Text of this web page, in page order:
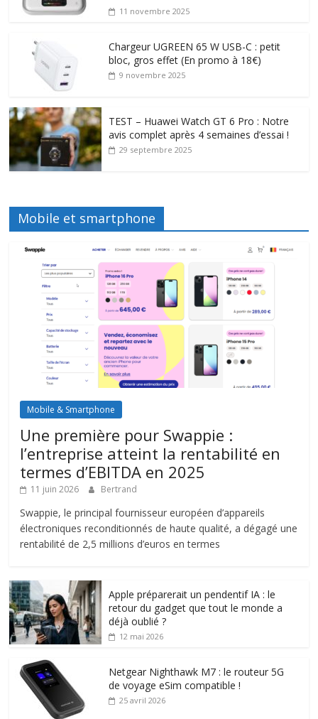
11 novembre 2025
Chargeur UGREEN 65 W USB-C : petit
bloc, gros effet (En promo à 18€)
9 novembre 2025
TEST – Huawei Watch GT 6 Pro : Notre
avis complet après 4 semaines d’essai !
29 septembre 2025
Mobile et smartphone
Mobile & Smartphone
Une première pour Swappie :
l’entreprise atteint la rentabilité en
termes d’EBITDA en 2025
11 juin 2026 Bertrand
Swappie, le principal fournisseur européen d’appareils
électroniques reconditionnés de haute qualité, a dégagé une
rentabilité de 2,5 millions d’euros en termes
Apple préparerait un pendentif IA : le
retour du gadget que tout le monde a
déjà oublié ?
12 mai 2026
Netgear Nighthawk M7 : le routeur 5G
de voyage eSim compatible !
25 avril 2026